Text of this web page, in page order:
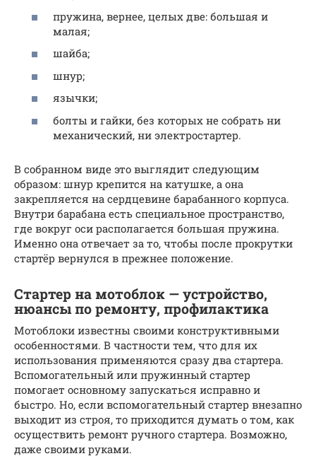
пружина, вернее, целых две: большая и
малая;
шайба;
шнур;
язычки;
болты и гайки, без которых не собрать ни
механический, ни электростартер.
В собранном виде это выглядит следующим
образом: шнур крепится на катушке, а она
закрепляется на сердцевине барабанного корпуса.
Внутри барабана есть специальное пространство,
где вокруг оси располагается большая пружина.
Именно она отвечает за то, чтобы после прокрутки
стартёр вернулся в прежнее положение.
Стартер на мотоблок — устройство,
нюансы по ремонту, профилактика
Мотоблоки известны своими конструктивными
особенностями. В частности тем, что для их
использования применяются сразу два стартера.
Вспомогательный или пружинный стартер
помогает основному запускаться исправно и
быстро. Но, если вспомогательный стартер внезапно
выходит из строя, то приходится думать о том, как
осуществить ремонт ручного стартера. Возможно,
даже своими руками.